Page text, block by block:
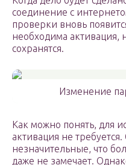
соединение с
проверки вновь
необходима активация,
сохранятся.
Изменение
Как можно понять, для
активация не
незначительные, что
даже не замечает.